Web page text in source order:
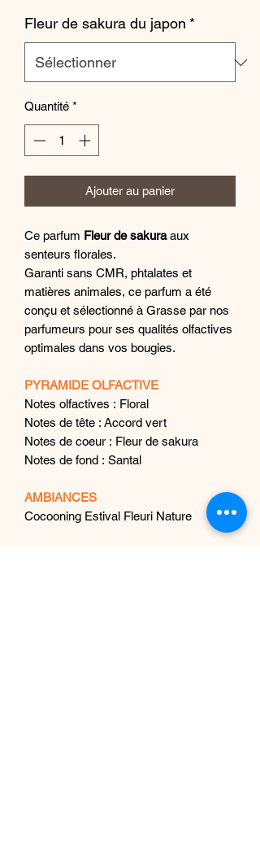
Fleur de sakura du japon *
Quantité *
Ajouter au panier
Ce parfum Fleur de sakuraaux
senteurs florales.
Garanti sans CMR, phtalates et
matières animales, ce parfum a été
conçu et sélectionné à Grasse par nos
parfumeurs pour ses qualités olfactives
optimales dans vos bougies.
PYRAMIDE OLFACTIVE
Notes olfactives : Floral
Notes de tête : Accord vert
Notes de coeur : Fleur de sakura
Notes de fond : Santal
AMBIANCES
Cocooning Estival Fleuri Nature